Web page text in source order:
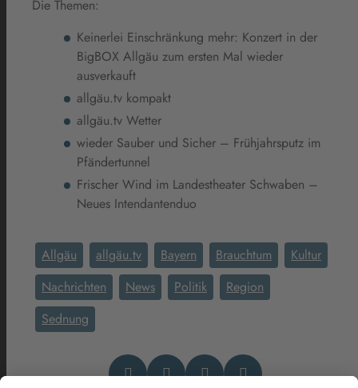
Die Themen:
Keinerlei Einschränkung mehr: Konzert in der
BigBOX Allgäu zum ersten Mal wieder
ausverkauft
allgäu.tv kompakt
allgäu.tv Wetter
wieder Sauber und Sicher – Frühjahrsputz im
Pfändertunnel
Frischer Wind im Landestheater Schwaben –
Neues Intendantenduo
Allgäu allgäu.tv Bayern Brauchtum
Kultur
Nachrichten
News Politik
Region
Sednung